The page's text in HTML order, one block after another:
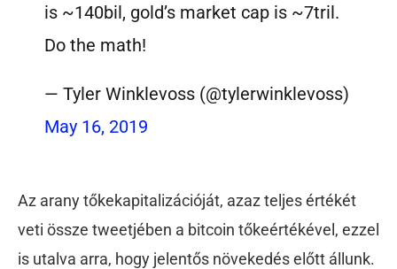
is ~140bil, gold’s market cap is ~7tril.
Do the math!
— Tyler Winklevoss (@tylerwinklevoss)
May 16, 2019
Az arany tőkekapitalizációját, azaz teljes értékét
veti össze tweetjében a bitcoin tőkeértékével, ezzel
is utalva arra, hogy jelentős növekedés előtt állunk.